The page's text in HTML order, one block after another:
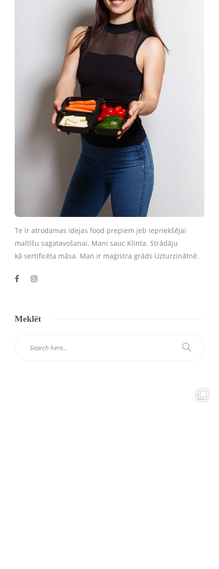
Te ir atrodamas idejas food prepiem jeb iepriekšējai
maltīšu sagatavošanai. Mani sauc Klinta. Strādāju
kā sertificēta māsa. Man ir maģistra grāds Uzturzinātnē.
Meklēt